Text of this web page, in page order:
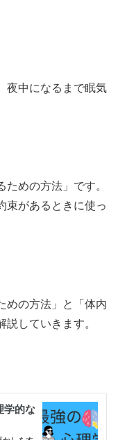
夜中になるまで眠気
めの方法」です。
束があるときに使っ
めの方法」と「体内
していきます。